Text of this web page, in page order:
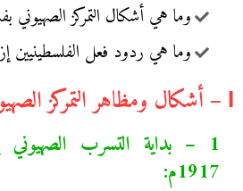
وما هي أشكال التمركز الصهيوني
وما هي ردود فعل الفلسطينيين
І – أشكال ومظاهر التمركز الصهيوني بفلسطين:
1 – بداية التسرب
1917م: